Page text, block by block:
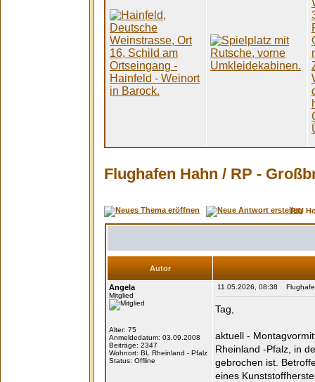
Flughafen Hahn / RP -
RIU
Autor
Angela
Mitglied
Alter: 75
Anmeldedatum: 03.09.2008
Beiträge: 2347
Wohnort: BL Rheinland - Pfalz
Status: Offline
11.05.2026, 08:38
Tag,
aktuell -
Rheinland -Pfalz, in
gebrochen ist.
eines